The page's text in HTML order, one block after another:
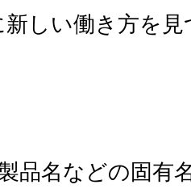
新しい働き方を
品名などの固有